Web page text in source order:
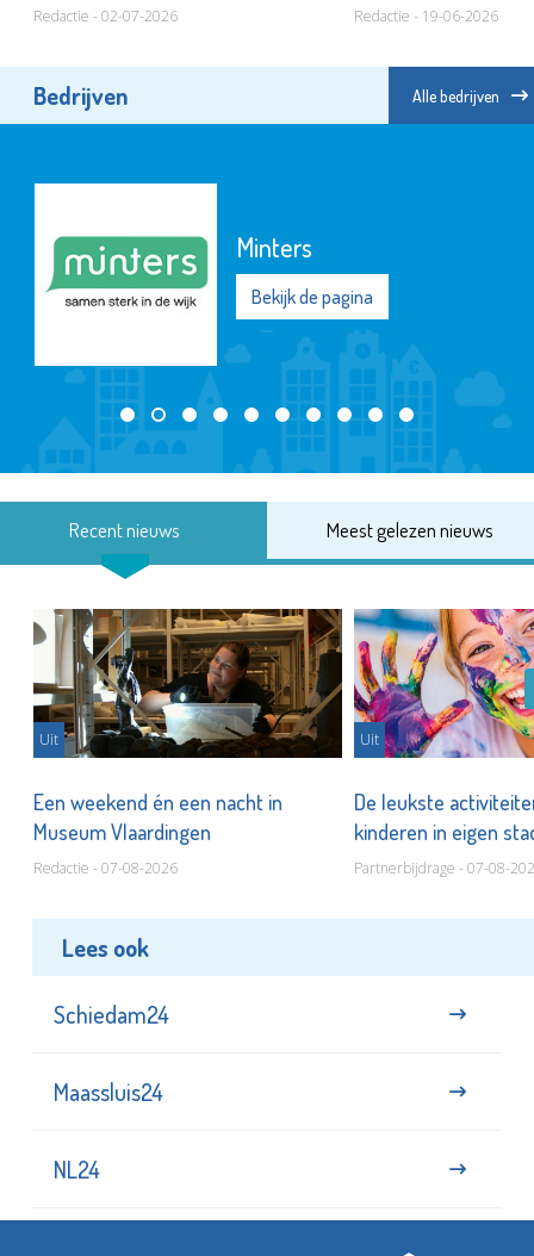
Redactie - 02-07-2026 Redactie - 19-06-2026
Bedrijven Alle bedrijven
Minters
Bekijk de pagina
Recent nieuws Meest gelezen nieuws
Uit
Een weekend én een nacht in
Museum Vlaardingen
Redactie - 07-08-2026
Uit
De leukste
kinderen in eigen
Partnerbijdrage - 07-08-
Lees ook
Schiedam24
Maassluis24
NL24